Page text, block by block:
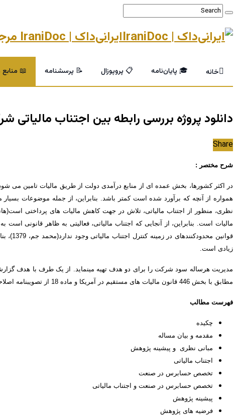
ایرانی‌داک | IraniDoc مرجع تخصصی پایان‌نامه و خدمات پژوهشی دانشگاهی
خانه 🎓 پایان‌نامه 📋 پروپوزال 📝 پرسشنامه 📖
دانلود پروژه بررسی رابطه بین اجتناب
Share
شرح مختصر :
همواره از آنچه که برآورد شده است کمتر باشد. بنابراین، از جمله موضوعات
مالیات است. بنابراین، از آنجایی که اجتناب مالیاتی، فعالیتی به ظاهر قانونی
زیادی است.
مدیریت هرساله سود شرکت را برای دو هدف تهیه می­نماید. از یک طرف با هدف
مطابق با بخش 446 قانون مالیات های مستقیم در آمریکا و ماده 18 از تصویب­نامه اصلاحيه آئين‌نامه تبصره 2 ماده 95 قانون مالیات­های مستقیم در ایران، سود مشمول مالیات برمبنای “استانداردهای حسابداری”و در نتیجه بر مبنای تعهدی تهیه می گردد.
فهرست مطالب
چکیده
مقدمه و بیان مساله
مبانی نظری و پیشینه پژوهش
اجتناب مالیاتی
تخصص حسابرس در صنعت
تخصص حسابرس در صنعت و اجتناب مالیاتی
پیشینه پژوهش
فرضیه­ های پژوهش